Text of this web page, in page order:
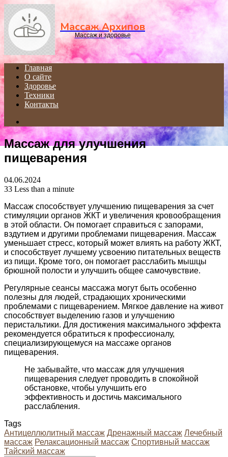
Массаж Архипов
Массаж и здоровье
Главная
О сайте
Здоровье
Техники
Контакты
for
Массаж для улучшения
пищеварения
04.06.2024
33 Less than a minute
Массаж способствует улучшению пищеварения за счет
стимуляции органов ЖКТ и увеличения кровообращения
в этой области. Он помогает справиться с запорами,
вздутием и другими проблемами пищеварения. Массаж
уменьшает стресс, который может влиять на работу ЖКТ,
и способствует лучшему усвоению питательных веществ
из пищи. Кроме того, он помогает расслабить мышцы
брюшной полости и улучшить общее самочувствие.
Регулярные сеансы массажа могут быть особенно
полезны для людей, страдающих хроническими
проблемами с пищеварением. Мягкое давление на живот
способствует выделению газов и улучшению
перистальтики. Для достижения максимального эффекта
рекомендуется обратиться к профессионалу,
специализирующемуся на массаже органов
пищеварения.
Не забывайте, что массаж для улучшения
пищеварения следует проводить в спокойной
обстановке, чтобы улучшить его
эффективность и достичь максимального
расслабления.
Tags
Антицеллюлитный массаж Дренажный массаж Лечебный
массаж Релаксационный массаж Спортивный массаж
Тайский массаж